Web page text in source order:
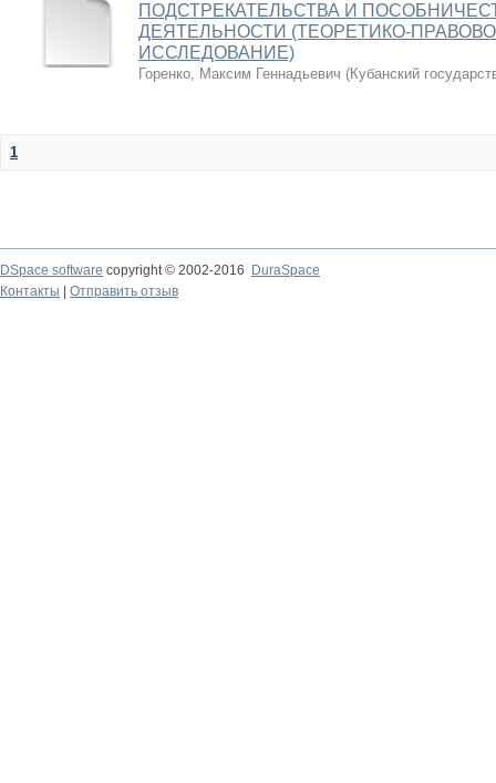
ПОДСТРЕКАТЕЛЬСТВА И
ДЕЯТЕЛЬНОСТИ (ТЕОРЕТИКО-
ИССЛЕДОВАНИЕ)
Горенко, Максим Геннадьевич (Кубанский
1
DSpace software copyright © 2002-2016
DuraSpace
Контакты
Отправить отзыв